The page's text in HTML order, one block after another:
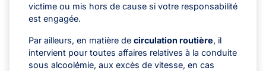
victime ou mis hors de cause si votre responsabilité
est engagée.
Par ailleurs, en matière de circulation routière, il
intervient pour toutes affaires relatives à la conduite
sous alcoolémie, aux excès de vitesse, en cas